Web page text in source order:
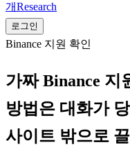
개Research
로그인
Binance 지원 확인
가짜 Binance 지
방법은 대화가
사이트 밖으로